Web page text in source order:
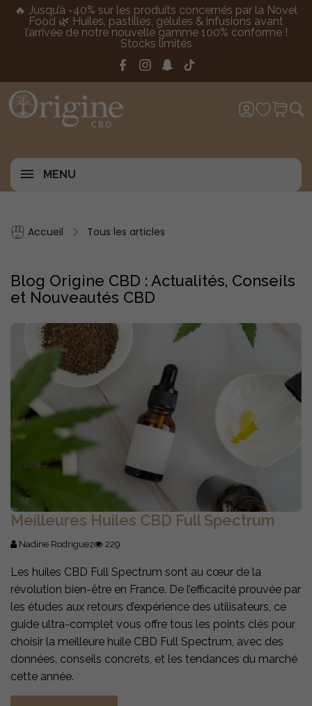
🔥 Jusqu’à -40% sur les produits concernés par la Novel
Food 🌿 Huiles, pastilles, gélules & infusions avant
l’arrivée de notre nouvelle gamme 100% conforme !
Stocks limités
MENU
Accueil Tous les articles
Blog Origine CBD : Actualités, Conseils
et Nouveautés CBD
Meilleures Huiles CBD Full Spectrum
Nadine Rodriguez 229
Les huiles CBD Full Spectrum sont au cœur de la
révolution bien-être en France. De l’efficacité prouvée par
les études aux retours d’expérience des utilisateurs, ce
guide ultra-complet vous offre tous les points clés pour
choisir la meilleure huile CBD Full Spectrum, avec des
données, conseils concrets, et les tendances du marché
cette année.